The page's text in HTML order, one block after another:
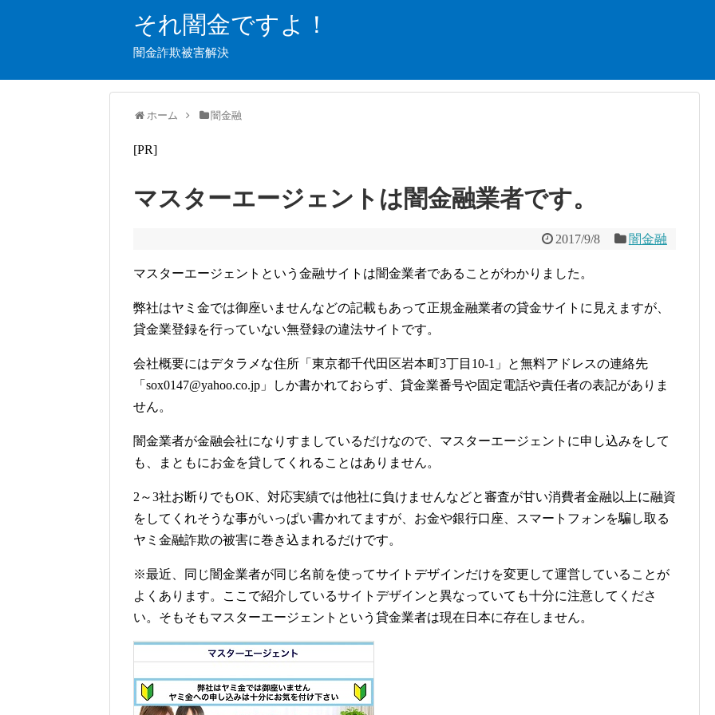
それ闇金ですよ！
闇金詐欺被害解決
ホーム 闇金融
[PR]
マスターエージェントは闇金融業者です。
2017/9/8 闇金融
マスターエージェントという金融サイトは闇金業者であることがわかりました。
弊社はヤミ金では御座いませんなどの記載もあって正規金融業者の貸金サイトに見えますが、
貸金業登録を行っていない無登録の違法サイトです。
会社概要にはデタラメな住所「東京都千代田区岩本町3丁目10-1」と無料アドレスの連絡先
「sox0147@yahoo.co.jp」しか書かれておらず、貸金業番号や固定電話や責任者の表記がありま
せん。
闇金業者が金融会社になりすましているだけなので、マスターエージェントに申し込みをして
も、まともにお金を貸してくれることはありません。
2～3社お断りでもOK、対応実績では他社に負けませんなどと審査が甘い消費者金融以上に融資
をしてくれそうな事がいっぱい書かれてますが、お金や銀行口座、スマートフォンを騙し取る
ヤミ金融詐欺の被害に巻き込まれるだけです。
※最近、同じ闇金業者が同じ名前を使ってサイトデザインだけを変更して運営していることが
よくあります。ここで紹介しているサイトデザインと異なっていても十分に注意してくださ
い。そもそもマスターエージェントという貸金業者は現在日本に存在しません。